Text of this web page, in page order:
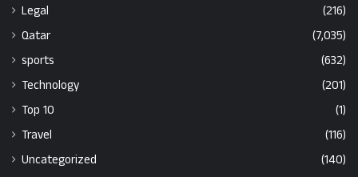
Legal
(216)
Qatar
(7,035)
sports
(632)
Technology
(201)
Top 10
(1)
Travel
(116)
Uncategorized
(140)